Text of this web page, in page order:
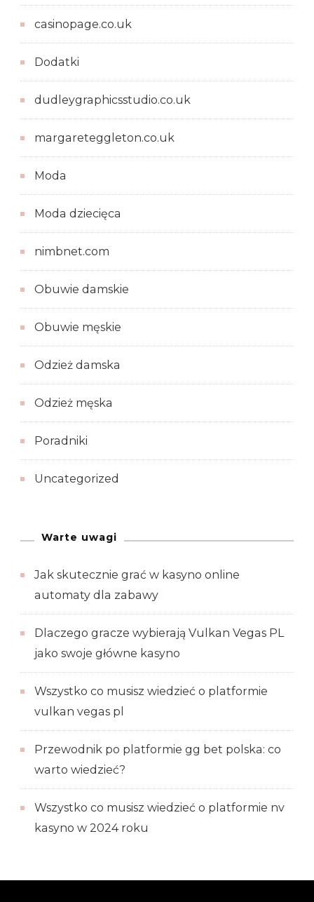
casinopage.co.uk
Dodatki
dudleygraphicsstudio.co.uk
margareteggleton.co.uk
Moda
Moda dziecięca
nimbnet.com
Obuwie damskie
Obuwie męskie
Odzież damska
Odzież męska
Poradniki
Uncategorized
Warte uwagi
Jak skutecznie grać w kasyno online
automaty dla zabawy
Dlaczego gracze wybierają Vulkan Vegas PL
jako swoje główne kasyno
Wszystko co musisz wiedzieć o platformie
vulkan vegas pl
Przewodnik po platformie gg bet polska: co
warto wiedzieć?
Wszystko co musisz wiedzieć o platformie nv
kasyno w 2024 roku